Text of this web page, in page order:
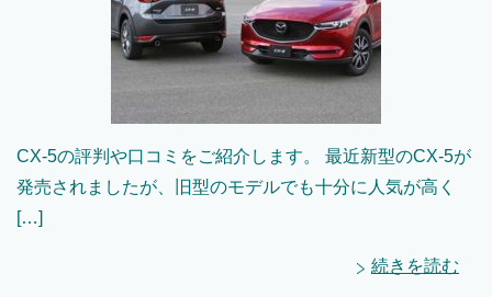
CX-5の評判や口コミをご紹介します。 最近新型のCX-5が
発売されましたが、旧型のモデルでも十分に人気が高く
[…]
続きを読む